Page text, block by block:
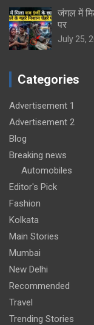
जंगल में
पर
July 25,
Categories
Advertisement 1
Advertisement 2
Blog
Breaking news
Automobiles
Editor's Pick
Fashion
Kolkata
Main Stories
Mumbai
New Delhi
Recommended
Travel
Trending Stories